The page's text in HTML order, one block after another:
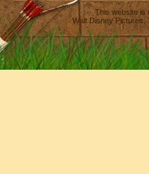
This website is
Walt Disney Pictures,